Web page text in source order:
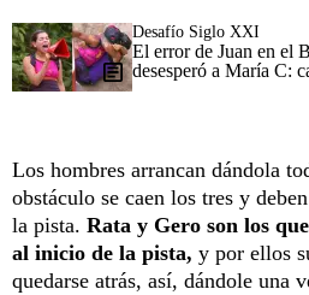
Desafío Siglo XXI
El error de Juan en el
desesperó a María C:
Los hombres arrancan dándola
obstáculo se caen los tres y
la pista. Rata y Gero son los
al inicio de la pista, y por ellos
quedarse atrás, así, dándole una